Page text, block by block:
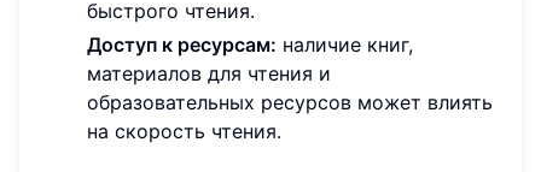
быстрого чтения.
Доступ к ресурсам: наличие книг,
материалов для чтения и
образовательных ресурсов может влиять
на скорость чтения.